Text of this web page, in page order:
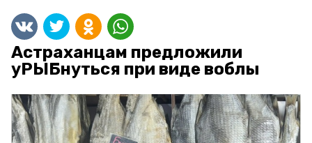
Астраханцам предложили
уРЫБнуться при виде воблы